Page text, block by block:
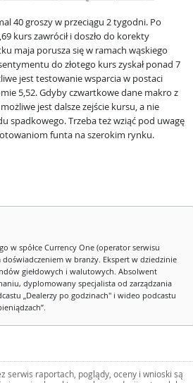
40 groszy w przeciągu 2 tygodni. Po
kurs zawrócił i doszło do korekty
maja porusza się w ramach wąskiego
do złotego kurs zyskał ponad 7
jest testowanie wsparcia w postaci
5,52. Gdyby czwartkowe dane makro z
jest dalsze zejście kursu, a nie
spadkowego. Trzeba też wziąć pod uwagę
funta na szerokim rynku.
w spółce Currency One (operator serwisu
w branży. Ekspert w dziedzinie
giełdowych i walutowych. Absolwent
dyplomowany specjalista od zarządzania
„Dealerzy po godzinach" i wideo podcastu
serwis raportach, poglądy, oceny i wnioski są